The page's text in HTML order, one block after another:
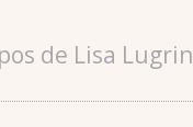
de Lisa Lugrin